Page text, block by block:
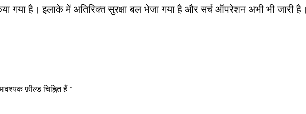
गया है। इलाके में अतिरिक्त सुरक्षा बल भेजा गया है और सर्च ऑपरेशन अभी भी जारी है।
फ़ील्ड चिह्नित हैं *